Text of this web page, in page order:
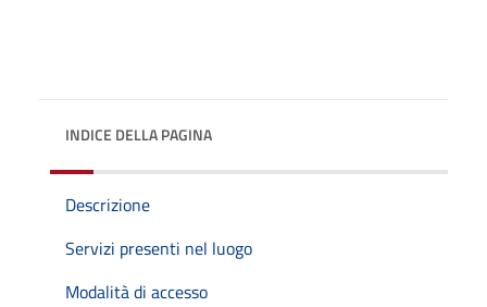
INDICE DELLA PAGINA
Descrizione
Servizi presenti nel luogo
Modalità di accesso